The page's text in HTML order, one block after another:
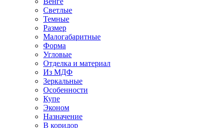
Светлые
Темные
Размер
Малогабаритные
Форма
Угловые
Отделка и материал
Из МДФ
Зеркальные
Особенности
Купе
Эконом
Назначение
В коридор